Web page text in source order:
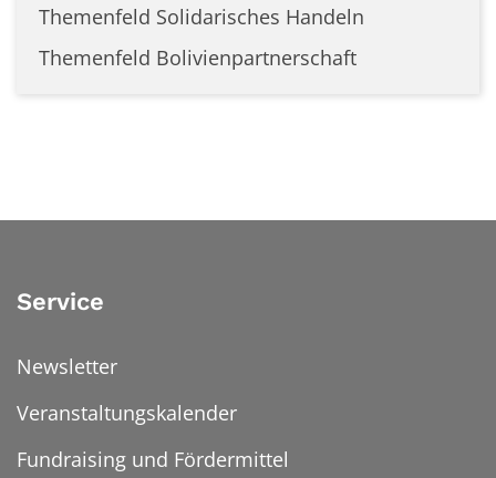
Themenfeld Solidarisches Handeln
Themenfeld Bolivienpartnerschaft
Service
Newsletter
Veranstaltungskalender
Fundraising und Fördermittel